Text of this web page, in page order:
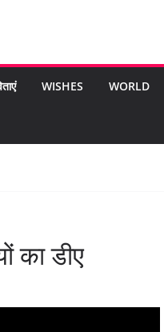
WISHES WORLD
का डीए